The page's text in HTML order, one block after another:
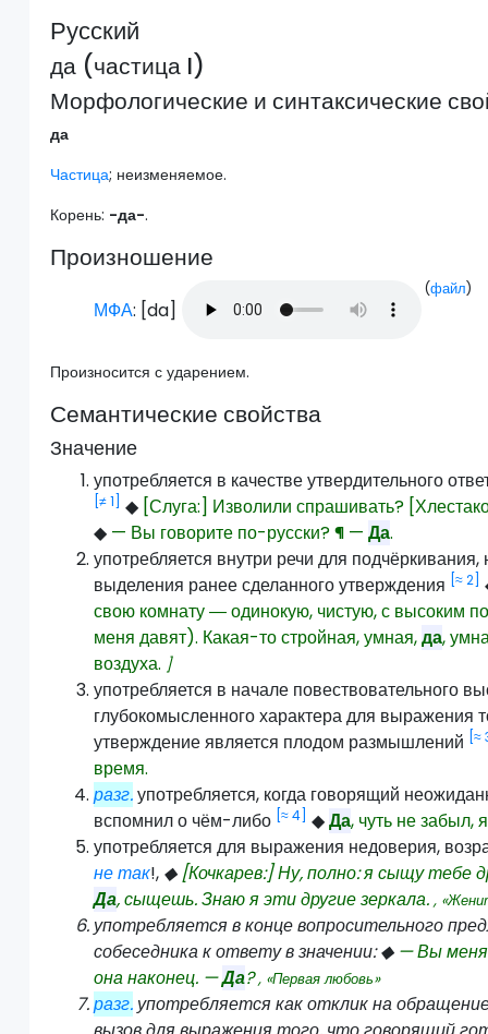
Русский
да (частица I)
Морфологические и синтаксические
да
Частица; неизменяемое.
Корень: -да-.
Произношение
МФА: [da]
(файл)
Произносится с ударением.
Семантические свойства
Значение
употребляется в качестве утвердительного
[≠ 1] ◆ [Слуга:] Изволили спрашивать?
◆ — Вы говорите по-русски? ¶ —Да.
употребляется внутри речи для
выделения ранее сделанного утверждения [≈ 2]
свою комнату ― одинокую, чистую, с высоким
меня давят). Какая-то стройная, умная,да,
воздуха. ]
употребляется в начале повествовательного
глубокомысленного характера для выражения
утверждение является плодом размышлений [≈
время.
разг.употребляется, когда говорящий
вспомнил о чём-либо [≈ 4] ◆Да, чуть не забыл,
употребляется для выражения недоверия,
не так!, ◆ [Кочкарев:] Ну, полно: я сыщу тебе
Да, сыщешь. Знаю я эти другие зеркала.,
употребляется в конце вопросительного
собеседника к ответу в значении:◆ — Вы меня
она наконец. —Да?, «Первая любовь»
разг. употребляется как отклик на